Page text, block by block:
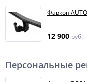
Фаркоп
12 900 руб.
Персональные